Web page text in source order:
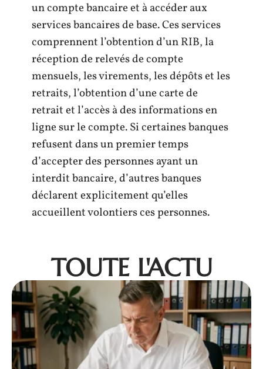
un compte bancaire et à accéder aux
services bancaires de base. Ces services
comprennent l’obtention d’un RIB, la
réception de relevés de compte
mensuels, les virements, les dépôts et les
retraits, l’obtention d’une carte de
retrait et l’accès à des informations en
ligne sur le compte. Si certaines banques
refusent dans un premier temps
d’accepter des personnes ayant un
interdit bancaire, d’autres banques
déclarent explicitement qu’elles
accueillent volontiers ces personnes.
TOUTE L'ACTU